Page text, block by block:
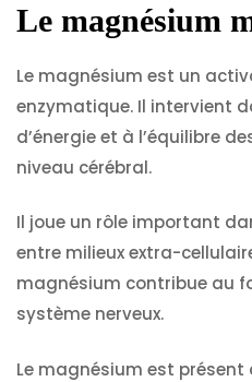
Le magnésium
Le magnésium est un
enzymatique. Il intervient
d’énergie et à l’équilibre
niveau cérébral.
Il joue un rôle important
entre milieux extra-
magnésium contribue au
système nerveux.
Le magnésium est